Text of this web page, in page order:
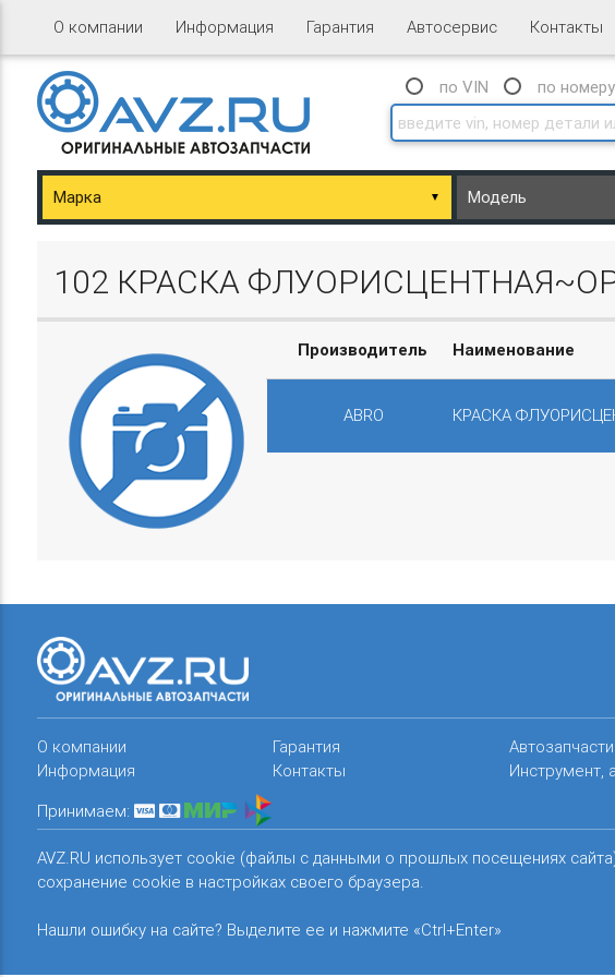
О компании Информация Гарантия Автосервис Контакты
Basket.php
по VIN
по номеру
▼
102 КРАСКА
Производитель Наименование
ABRO КРАСКА
О компании
Информация
Гарантия
Контакты
Автозапчасти
Инструмент,
Принимаем:
AVZ.RU использует cookie (файлы с данными о прошлых посещениях
сохранение cookie в настройках своего браузера.
Нашли ошибку на сайте? Выделите ее и нажмите «Ctrl+Enter»